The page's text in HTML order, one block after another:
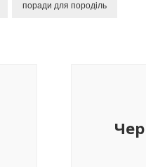
поради для породіль